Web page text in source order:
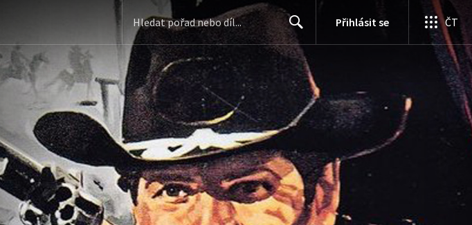
Search
Přihlásit se ČT